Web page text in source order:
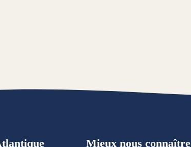
Mieux nous connaître